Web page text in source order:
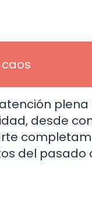
desde
del pasado